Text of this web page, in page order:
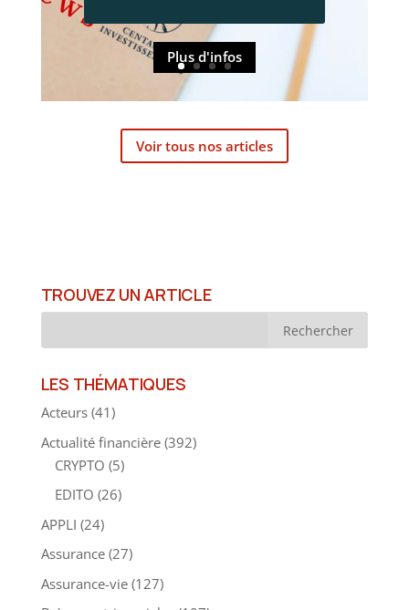
Plus d'infos
220 000 habitants ont été
évacués et...
Voir tous nos articles
TROUVEZ UN ARTICLE
LES THÉMATIQUES
Acteurs(41)
Actualité financière (392)
CRYPTO (5)
EDITO (26)
APPLI (24)
Assurance (27)
Assurance-vie (127)